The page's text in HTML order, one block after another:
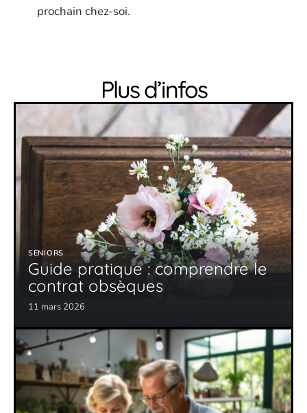
prochain chez-soi.
Plus d’infos
SENIORS
Guide pratique : comprendre le
contrat obsèques
11 mars 2026